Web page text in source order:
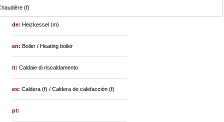
(f)
de:Heizkessel (m)
en:Boiler / Heating boiler
it:Caldaie di riscaldamento
es:Caldera (f) / Caldera de calefacción (f)
pt: